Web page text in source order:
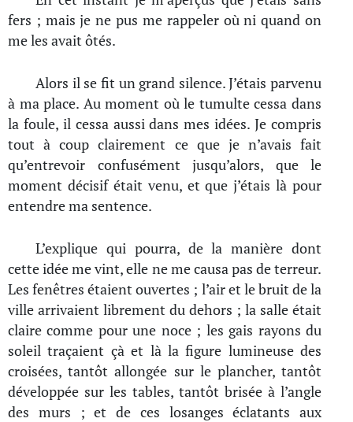
fers ; mais je ne pus me rappeler où ni quand on
me les avait ôtés.
Alors il se fit un grand silence. J’étais parvenu
à ma place. Au moment où le tumulte cessa dans
la foule, il cessa aussi dans mes idées. Je compris
tout à coup clairement ce que je n’avais fait
qu’entrevoir confusément jusqu’alors, que le
moment décisif était venu, et que j’étais là pour
entendre ma sentence.
L’explique qui pourra, de la manière dont
cette idée me vint, elle ne me causa pas de terreur.
Les fenêtres étaient ouvertes ; l’air et le bruit de la
ville arrivaient librement du dehors ; la salle était
claire comme pour une noce ; les gais rayons du
soleil traçaient çà et là la figure lumineuse des
croisées, tantôt allongée sur le plancher, tantôt
développée sur les tables, tantôt brisée à l’angle
des murs ; et de ces losanges éclatants aux